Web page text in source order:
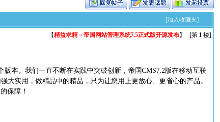
[加入收藏夹]
【精益求精－帝国网站管理系统7.5正式版开源发布】 [第 1楼]
本。我们一直不断在实践中突破创新，帝国CMS7.2版在移动互联
大实用，做精品中的精品，只为让您用上更放心、更省心的产品。
保障！